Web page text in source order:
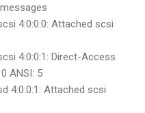
4:0:0:0: Attached scsi
4:0:0:1: Direct-Access
ANSI: 5
4:0:0:1: Attached scsi